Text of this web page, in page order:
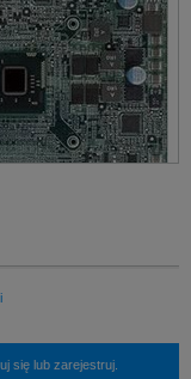
się lub zarejestruj.